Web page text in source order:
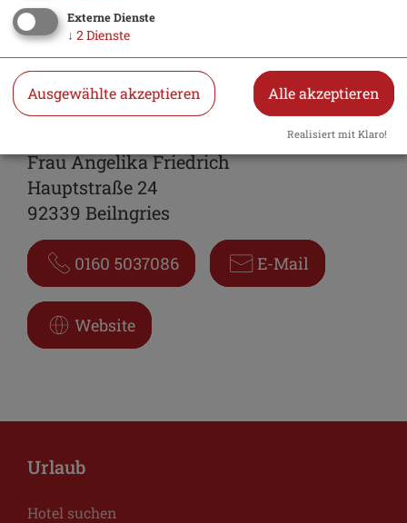
Veranstalter
Frau Angelika Friedrich
Hauptstraße 24
92339 Beilngries
0160 5037086 E-Mail
Website
Urlaub
Hotel suchen
Externe Dienste
↓ 2Dienste
Ausgewählte akzeptieren Alle akzeptieren
Realisiert mit Klaro!